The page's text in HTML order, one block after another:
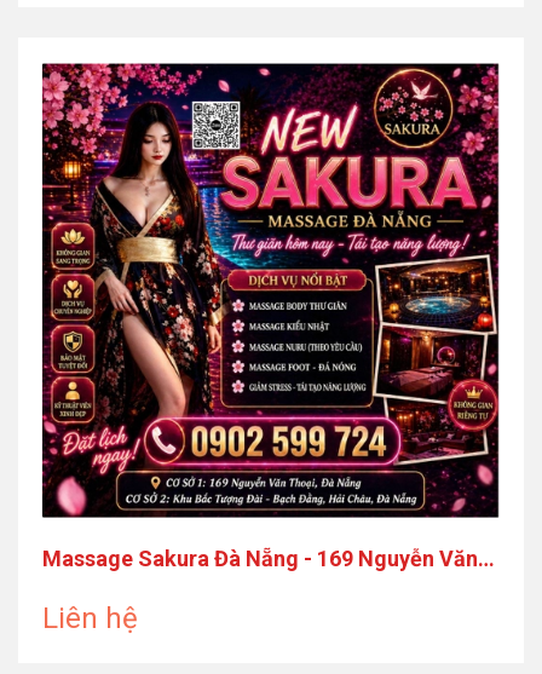
Massage Sakura Đà Nẵng - 169 Nguyễn Văn
Liên hệ